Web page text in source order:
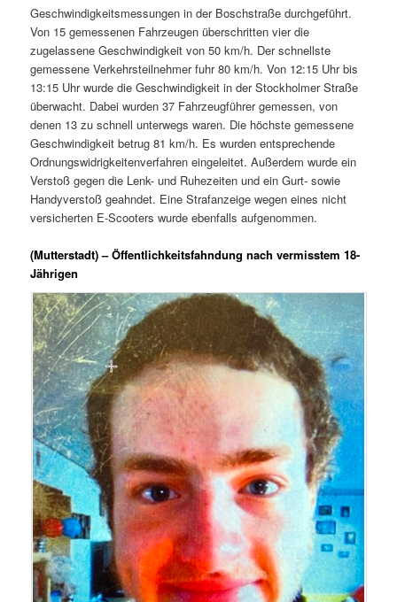
Geschwindigkeitsmessungen in der Boschstraße durchgeführt.
Von 15 gemessenen Fahrzeugen überschritten vier die
zugelassene Geschwindigkeit von 50 km/h. Der schnellste
gemessene Verkehrsteilnehmer fuhr 80 km/h. Von 12:15 Uhr bis
13:15 Uhr wurde die Geschwindigkeit in der Stockholmer Straße
überwacht. Dabei wurden 37 Fahrzeugführer gemessen, von
denen 13 zu schnell unterwegs waren. Die höchste gemessene
Geschwindigkeit betrug 81 km/h. Es wurden entsprechende
Ordnungswidrigkeitenverfahren eingeleitet. Außerdem wurde ein
Verstoß gegen die Lenk- und Ruhezeiten und ein Gurt- sowie
Handyverstoß geahndet. Eine Strafanzeige wegen eines nicht
versicherten E-Scooters wurde ebenfalls aufgenommen.
(Mutterstadt) – Öffentlichkeitsfahndung nach vermisstem 18-
Jährigen